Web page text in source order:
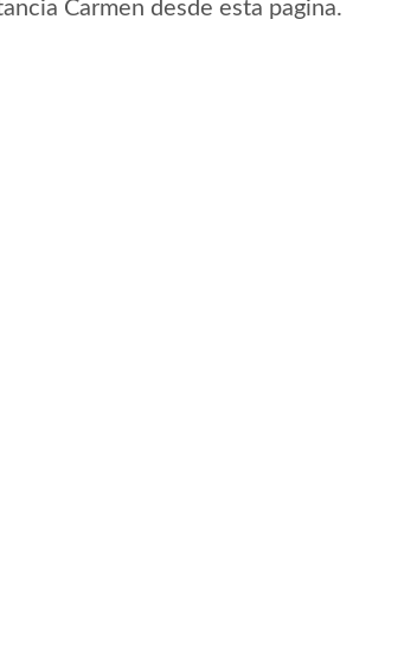
Carmen desde esta pagina.